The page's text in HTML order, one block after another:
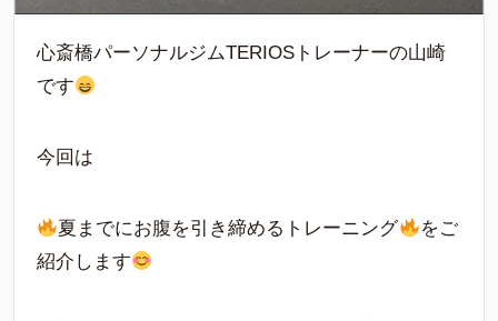
心斎橋パーソナルジムTERIOSトレーナーの山崎
です
今回は
夏までにお腹を引き締めるトレーニング
をご
紹介します